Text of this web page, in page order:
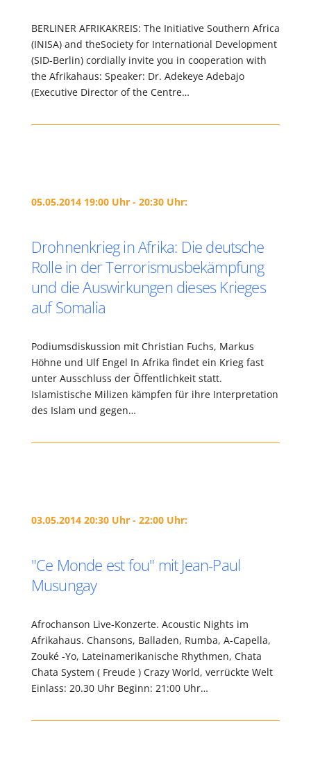
BERLINER AFRIKAKREIS: The Initiative Southern Africa
(INISA) and theSociety for International Development
(SID-Berlin) cordially invite you in cooperation with
the Afrikahaus: Speaker: Dr. Adekeye Adebajo
(Executive Director of the Centre…
05.05.2014 19:00 Uhr - 20:30 Uhr:
Drohnenkrieg in Afrika: Die deutsche
Rolle in der Terrorismusbekämpfung
und die Auswirkungen dieses Krieges
auf Somalia
Podiumsdiskussion mit Christian Fuchs, Markus
Höhne und Ulf Engel In Afrika findet ein Krieg fast
unter Ausschluss der Öffentlichkeit statt.
Islamistische Milizen kämpfen für ihre Interpretation
des Islam und gegen…
03.05.2014 20:30 Uhr - 22:00 Uhr:
"Ce Monde est fou" mit Jean-Paul
Musungay
Afrochanson Live-Konzerte. Acoustic Nights im
Afrikahaus. Chansons, Balladen, Rumba, A-Capella,
Zouké -Yo, Lateinamerikanische Rhythmen, Chata
Chata System ( Freude ) Crazy World, verrückte Welt
Einlass: 20.30 Uhr Beginn: 21:00 Uhr…